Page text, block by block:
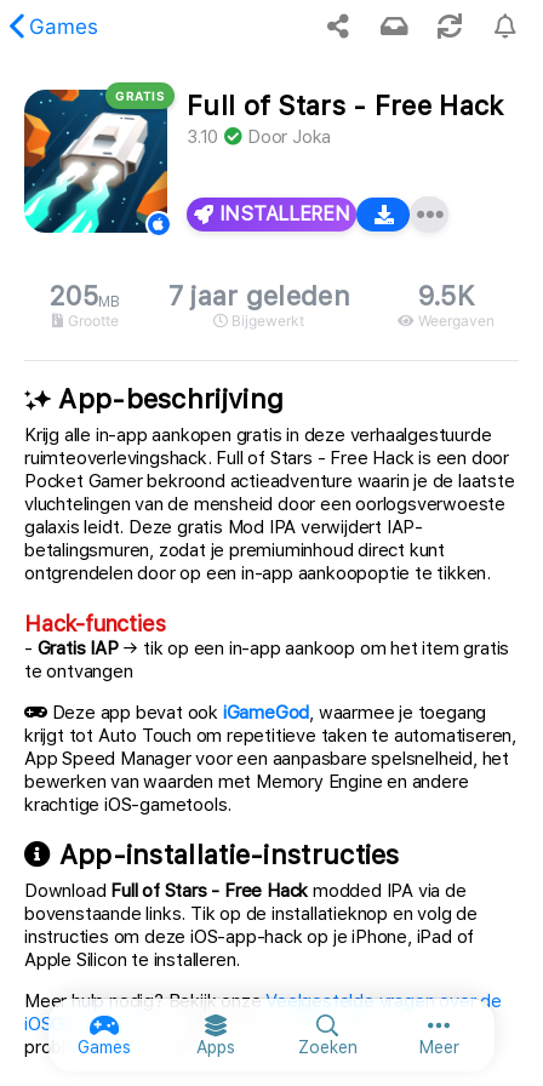
Games
Games Apps Zoeken Meer
Meer opties
inhoud is niet gevonden.
GRATIS Full of Stars - Free Hack
3.10 Door Joka
INSTALLEREN
205MB
Grootte
7 jaar geleden
Bijgewerkt
9.5K
Weergaven
App-beschrijving
Krijg alle in-app aankopen gratis in deze verhaalgestuurde
ruimteoverlevingshack. Full of Stars - Free Hack is een door
Pocket Gamer bekroond actieadventure waarin je de laatste
vluchtelingen van de mensheid door een oorlogsverwoeste
galaxis leidt. Deze gratis Mod IPA verwijdert IAP-
betalingsmuren, zodat je premiuminhoud direct kunt
ontgrendelen door op een in-app aankoopoptie te tikken.
Hack-functies
- Gratis IAP→ tik op een in-app aankoop om het item gratis
te ontvangen
Deze app bevat ook iGameGod, waarmee je toegang
krijgt tot Auto Touch om repetitieve taken te automatiseren,
App Speed Manager voor een aanpasbare spelsnelheid, het
bewerken van waarden met Memory Engine en andere
krachtige iOS-gametools.
App-installatie-instructies
Download Full of Stars - Free Hack modded IPA via de
bovenstaande links. Tik op de installatieknop en volg de
instructies om deze iOS-app-hack op je iPhone, iPad of
Apple Silicon te installeren.
Meer hulp nodig? Bekijk onzeVeelgestelde vragen over de
iOSGods-app
voor uitgebreide antwoorden en
probleemoplossingstips.